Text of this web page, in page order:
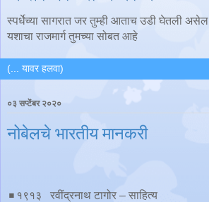
स्पर्धेच्या सागरात जर तुम्ही आताच उडी घेतली
यशाचा राजमार्ग तुमच्या सोबत आहे
०३ सप्टेंबर २०२०
नोबेलचे भारतीय मानकरी
◾️१९१३ रवींद्रनाथ टागोर – साहित्य